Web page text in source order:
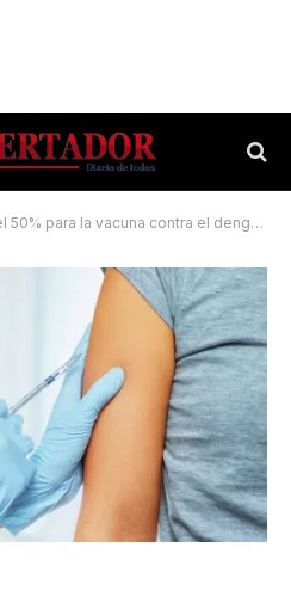
la vacuna contra el dengue en Corrientes